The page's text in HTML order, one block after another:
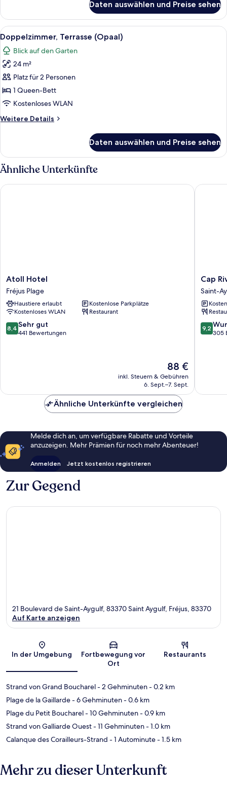
Doppelzimmer
(Ademiet)
Daten auswählen und Preise sehen
Alle
Fotos
für
Doppelzimmer,
Terrasse
(Opaal)
anzeigen
Ein modernes Schlafzimmer mit
6
Doppelzimmer, Terrasse (Opaal)
Blick auf den Garten
24 m²
Platz für 2 Personen
1 Queen-Bett
Kostenloses WLAN
Weitere Details
Weitere
Terrasse
(Opaal)
Daten auswählen und Preise sehen
Ähnliche Unterkünfte
Atoll
Hotel
Fréjus
Plage
Atoll Hotel
Fréjus Plage
Haustiere erlaubt
Kostenlose Parkplätze
Kostenloses WLAN
Restaurant
8.4
von
8,4 Sehr gut
441 Bewertungen
Der
Preis
beträgt
88 €
inkl. Steuern & Gebühren
6. Sept.–7. Sept.
Atoll Hotel
Cap
Riviera
Saint-
Aygulf
Cap
Saint-
9.2
von
9,2
305
Cap
Ähnliche Unterkünfte vergleichen
Melde dich an, um verfügbare Rabatte und Vorteile
anzuzeigen. Mehr Prämien für noch mehr Abenteuer!
Anmelden Jetzt kostenlos registrieren
Zur Gegend
Karte
21 Boulevard de Saint-Aygulf, 83370 Saint Aygulf, Fréjus, 83370
Auf Karte anzeigen
In der Umgebung
Fortbewegung vor
Ort
Restaurants
Strand von Grand Boucharel- 2 Gehminuten- 0.2 km
Plage de la Gaillarde- 6 Gehminuten- 0.6 km
Plage du Petit Boucharel- 10 Gehminuten- 0.9 km
Strand von Galliarde Ouest- 11 Gehminuten- 1.0 km
Calanque des Corailleurs-Strand - 1 Autominute- 1.5 km
Mehr zu dieser Unterkunft